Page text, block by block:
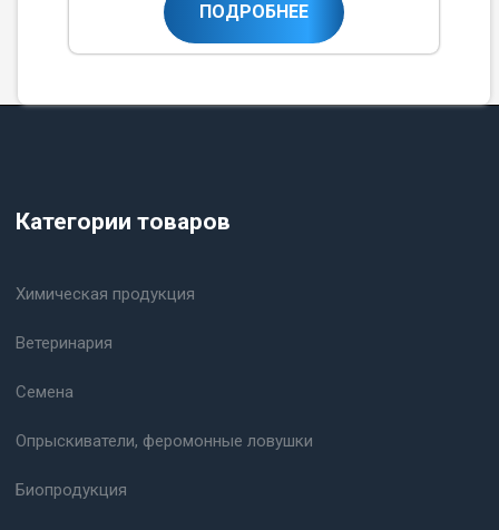
ПОДРОБНЕЕ
Категории товаров
Химическая продукция
Ветеринария
Семена
Опрыскиватели, феромонные ловушки
Биопродукция